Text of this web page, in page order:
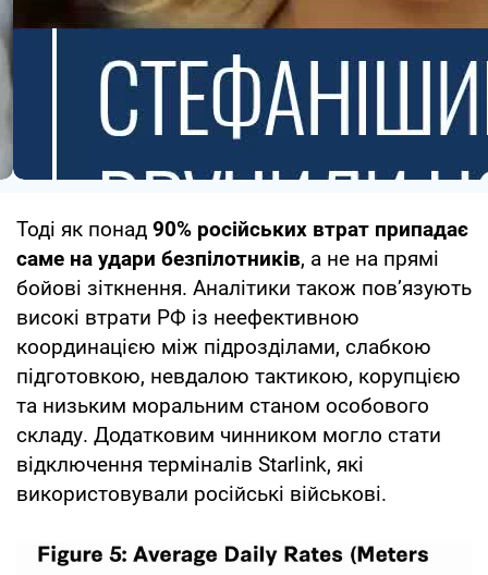
Тоді як понад 90% російських втрат припадає
саме на удари безпілотників, а не на прямі
бойові зіткнення. Аналітики також пов’язують
високі втрати РФ із неефективною
координацією між підрозділами, слабкою
підготовкою, невдалою тактикою, корупцією
та низьким моральним станом особового
складу. Додатковим чинником могло стати
відключення терміналів Starlink, які
використовували російські військові.